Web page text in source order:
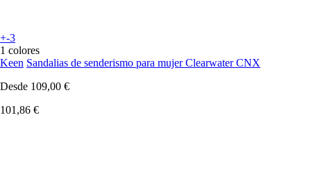
+-3
1 colores
Keen Sandalias de senderismo para mujer Clearwater CNX
Desde 109,00 €
101,86 €